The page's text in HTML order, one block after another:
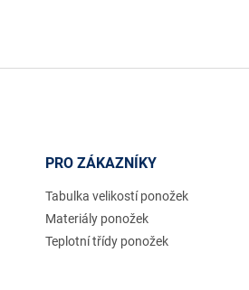
PRO ZÁKAZNÍKY
Tabulka velikostí ponožek
Materiály ponožek
Teplotní třídy ponožek